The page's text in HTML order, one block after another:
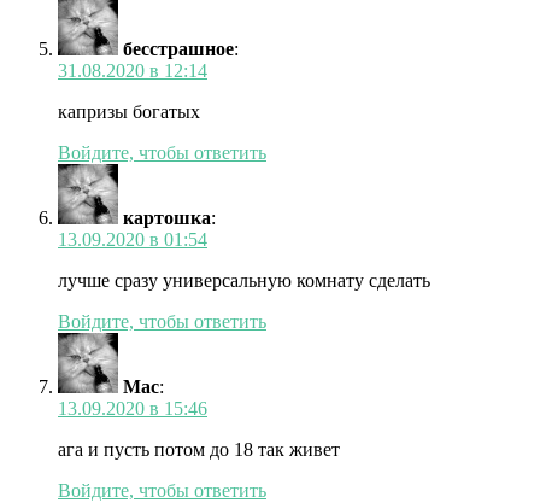
бесстрашное:
31.08.2020 в 12:14
капризы богатых
Войдите, чтобы ответить
картошка:
13.09.2020 в 01:54
лучше сразу универсальную комнату сделать
Войдите, чтобы ответить
Mac:
13.09.2020 в 15:46
ага и пусть потом до 18 так живет
Войдите, чтобы ответить